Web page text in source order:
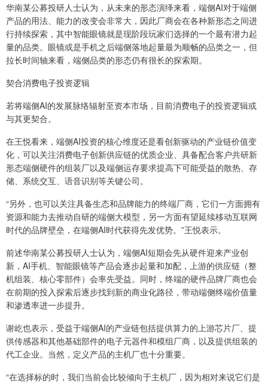
华南某公募投研人士认为，从未来的形态演绎来看，端侧AI对于端侧
产品的用法、能力的改变会非常大，因此厂商会在各种新形态之间进
行持续探索，其中智能眼镜就是现阶段玩家们选择的一个最有潜力起
量的品类。眼镜或是手机之后端侧落地起量最为顺畅的品类之一，但
拉长时间轴来看，端侧品类的形态仍有很长的探索期。
契合消费电子投资逻辑
若将端侧AI的发展脉络辐射至资本市场，目前消费电子的投资逻辑或
与其更契合。
在王悦看来，端侧AI投资的核心维度还是看创新驱动的产业链价值变
化，可以关注消费电子创新供应链的优质企业、具备配合客户共研新
形态端侧硬件的组装厂以及端侧运存要求提高下可能受益的散热、存
储、系统交互、语音识别等关键公司。
“另外，也可以关注具备生态和品牌能力的终端厂商，它们一方面拥有
资源和能力去推动自研的端侧大模型，另一方面有望延续移动互联网
时代的品牌壁垒，在端侧AI时代获得先发优势。”王悦表示。
前述华南某公募投研人士认为，端侧AI短期会先从硬件迎来产业创
新，AI手机、智能眼镜等产品会逐步起量和加配，上游的供应链（整
机组装、核心零部件）会率先受益。同时，终端的硬件品牌厂商也会
在前期的投入探索后逐步找到新的商业化路径，带动端侧终端价值量
和渗透率进一步提升。
谢屹也表示，受益于端侧AI的产业链包括提供算力的上游芯片厂、提
供传感器和其他基础部件的电子元器件和模组厂商，以及提供组装的
代工企业。当然，定义产品的主机厂也十分重要。
“在选择标的时，我们当前会比较倾向于主机厂，因为相对来说它们是